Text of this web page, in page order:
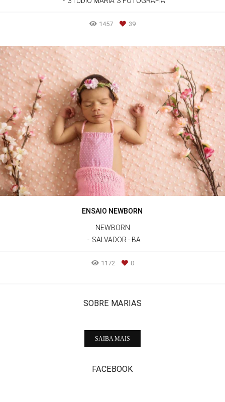
1457 39
ENSAIO NEWBORN
NEWBORN
SALVADOR - BA
1172 0
SOBRE MARIAS
SAIBA MAIS
FACEBOOK